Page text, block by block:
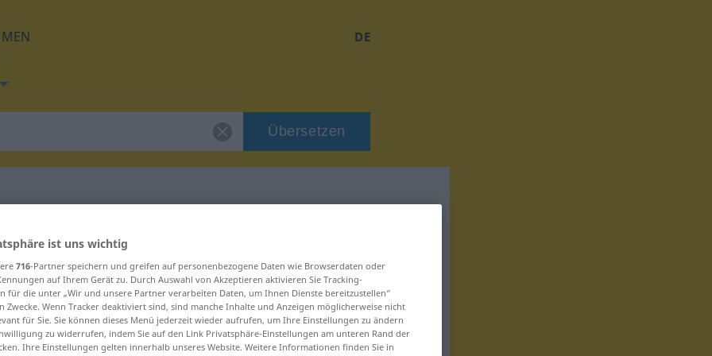
DE
Übersetzen
für "iscjedak"
ist uns wichtig
716-Partner speichern und greifen auf personenbezogene Daten wie Browserdaten oder
auf Ihrem Gerät zu. Durch Auswahl von Akzeptieren aktivieren Sie Tracking-
für die unter „Wir und unsere Partner verarbeiten Daten, um Ihnen Dienste bereitzustellen“
Zwecke. Wenn Tracker deaktiviert sind, sind manche Inhalte und Anzeigen möglicherweise nicht
für Sie. Sie können dieses Menü jederzeit wieder aufrufen, um Ihre Einstellungen zu ändern
zu widerrufen, indem Sie auf den Link Privatsphäre-Einstellungen am unteren Rand der
Ihre Einstellungen gelten innerhalb unseres Website. Weitere Informationen finden Sie in